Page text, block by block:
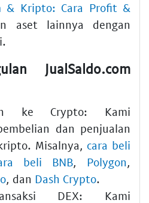
& Kripto: Cara Profit &
aset lainnya dengan
JualSaldo.com
ke Crypto: Kami
dan penjualan
Misalnya, cara beli
beli BNB, Polygon,
, dan Dash Crypto.
DEX: Kami